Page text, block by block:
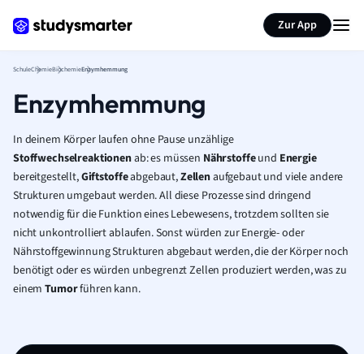
Zur App
SchuleChemieBiochemieEnzymhemmung
Enzymhemmung
In deinem Körper laufen ohne Pause unzählige
Stoffwechselreaktionenab: es müssen Nährstoffeund Energie
bereitgestellt,Giftstoffeabgebaut,Zellenaufgebaut und viele andere
Strukturen umgebaut werden. All diese Prozesse sind dringend
notwendig für die Funktion eines Lebewesens, trotzdem sollten sie
nicht unkontrolliert ablaufen. Sonst würden zur Energie- oder
Nährstoffgewinnung Strukturen abgebaut werden, die der Körper noch
benötigt oder es würden unbegrenzt Zellen produziert werden, was zu
einemTumorführen kann.
Seite zusammenfassen